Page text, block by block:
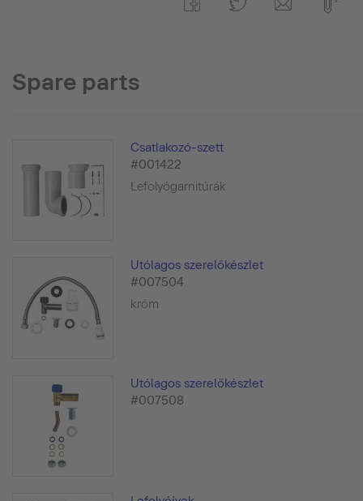
Spare parts
Csatlakozó-szett
#001422
Lefolyógarnitúrák
Utólagos szerelőkészlet
#007504
króm
Utólagos szerelőkészlet
#007508